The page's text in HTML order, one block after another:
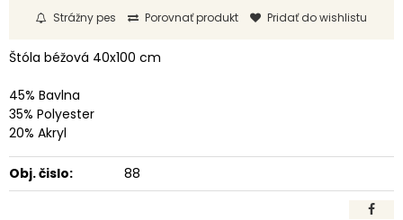
Strážny pes Porovnať produkt Pridať do wishlistu
Štóla béžová 40x100 cm
45% Bavlna
35% Polyester
20% Akryl
Obj. čislo: 88